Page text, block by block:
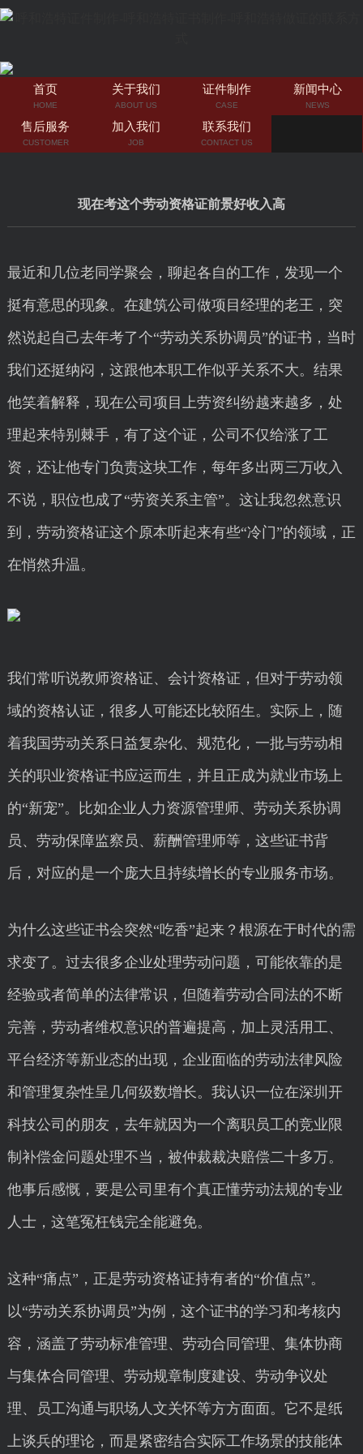
首页
HOME
关于我们
ABOUT US
证件制作
CASE
新闻中心
NEWS
售后服务
CUSTOMER
加入我们
JOB
联系我们
CONTACT US
现在考这个劳动资格证前景好收入高
最近和几位老同学聚会，聊起各自的工作，发现一个
挺有意思的现象。在建筑公司做项目经理的老王，突
然说起自己去年考了个“劳动关系协调员”的证书，当时
我们还挺纳闷，这跟他本职工作似乎关系不大。结果
他笑着解释，现在公司项目上劳资纠纷越来越多，处
理起来特别棘手，有了这个证，公司不仅给涨了工
资，还让他专门负责这块工作，每年多出两三万收入
不说，职位也成了“劳资关系主管”。这让我忽然意识
到，劳动资格证这个原本听起来有些“冷门”的领域，正
在悄然升温。
我们常听说教师资格证、会计资格证，但对于劳动领
域的资格认证，很多人可能还比较陌生。实际上，随
着我国劳动关系日益复杂化、规范化，一批与劳动相
关的职业资格证书应运而生，并且正成为就业市场上
的“新宠”。比如企业人力资源管理师、劳动关系协调
员、劳动保障监察员、薪酬管理师等，这些证书背
后，对应的是一个庞大且持续增长的专业服务市场。
为什么这些证书会突然“吃香”起来？根源在于时代的需
求变了。过去很多企业处理劳动问题，可能依靠的是
经验或者简单的法律常识，但随着劳动合同法的不断
完善，劳动者维权意识的普遍提高，加上灵活用工、
平台经济等新业态的出现，企业面临的劳动法律风险
和管理复杂性呈几何级数增长。我认识一位在深圳开
科技公司的朋友，去年就因为一个离职员工的竞业限
制补偿金问题处理不当，被仲裁裁决赔偿二十多万。
他事后感慨，要是公司里有个真正懂劳动法规的专业
人士，这笔冤枉钱完全能避免。
这种“痛点”，正是劳动资格证持有者的“价值点”。
以“劳动关系协调员”为例，这个证书的学习和考核内
容，涵盖了劳动标准管理、劳动合同管理、集体协商
与集体合同管理、劳动规章制度建设、劳动争议处
理、员工沟通与职场人文关怀等方方面面。它不是纸
上谈兵的理论，而是紧密结合实际工作场景的技能体